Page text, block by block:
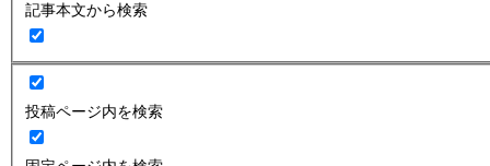
記事本文から検索
投稿ページ内を検索